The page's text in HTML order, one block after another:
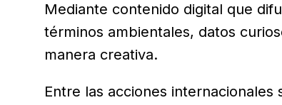
Mediante contenido digital que
términos ambientales, datos
manera creativa.
Entre las acciones